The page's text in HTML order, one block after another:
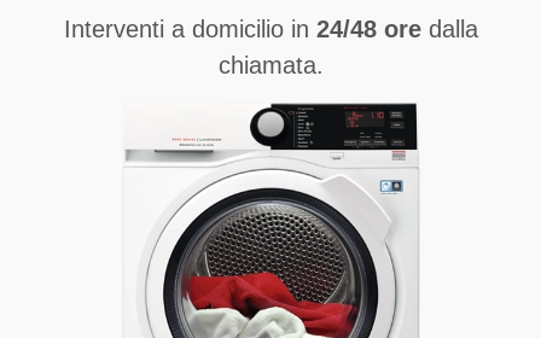
Interventi a domicilio in 24/48 oredalla
chiamata.